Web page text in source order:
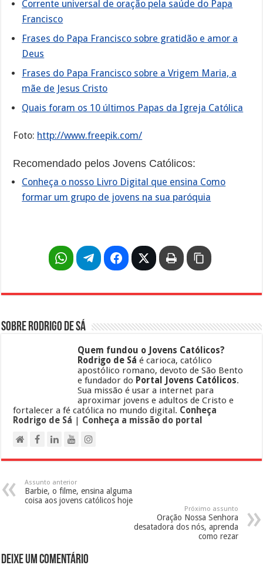
Corrente universal de oração pela saúde do Papa
Francisco
Frases do Papa Francisco sobre gratidão e amor a
Deus
Frases do Papa Francisco sobre a Vrigem Maria, a
mãe de Jesus Cristo
Quais foram os 10 últimos Papas da Igreja Católica
Foto: http://www.freepik.com/
Recomendado pelos Jovens Católicos:
Conheça o nosso Livro Digital que ensina Como
formar um grupo de jovens na sua paróquia
Sobre Rodrigo de Sá
Quem fundou o Jovens Católicos?
Rodrigo de Sá é carioca, católico
apostólico romano, devoto de São Bento
e fundador do Portal Jovens Católicos.
Sua missão é usar a internet para
aproximar jovens e adultos de Cristo e
fortalecer a fé católica no mundo digital. Conheça
Rodrigo de Sá | Conheça a missão do portal
Assunto anterior
Barbie, o filme, ensina alguma
coisa aos jovens católicos hoje
Próximo assunto
Oração Nossa Senhora
desatadora dos nós, aprenda
como rezar
Deixe um comentário